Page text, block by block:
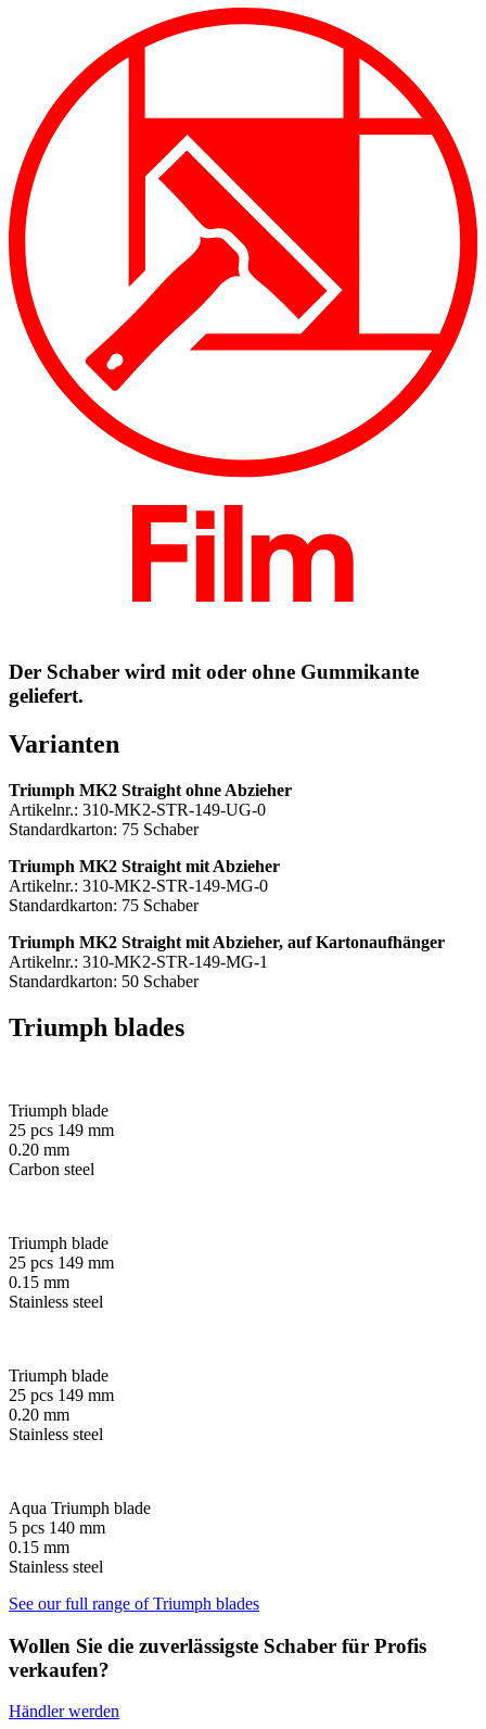
Der Schaber wird mit oder ohne Gummikante
geliefert.
Varianten
Triumph MK2 Straight ohne Abzieher
Artikelnr.: 310-MK2-STR-149-UG-0
Standardkarton: 75 Schaber
Triumph MK2 Straight mit Abzieher
Artikelnr.: 310-MK2-STR-149-MG-0
Standardkarton: 75 Schaber
Triumph MK2 Straight mit Abzieher,​ auf Kartonaufhänger​
Artikelnr.: 310-MK2-STR-149-MG-1
Standardkarton: 50 Schaber
Triumph blades
Triumph blade
25 pcs 149 mm
0.20 mm
Carbon steel
Triumph blade
25 pcs 149 mm
0.15 mm
Stainless steel
Triumph blade
25 pcs 149 mm
0.20 mm
Stainless steel
Aqua Triumph blade
5 pcs 140 mm
0.15 mm
Stainless steel
See our full range of Triumph blades
Wollen Sie die zuverlässigste Schaber für Profis
verkaufen?
Händler werden